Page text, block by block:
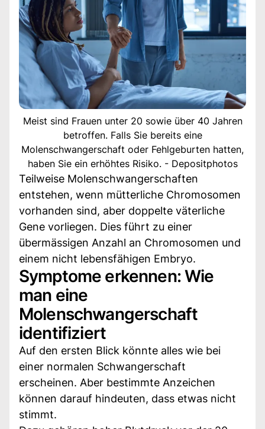
Meist sind Frauen unter 20 sowie über 40 Jahren
betroffen. Falls Sie bereits eine
Molenschwangerschaft oder Fehlgeburten hatten,
haben Sie ein erhöhtes Risiko. - Depositphotos
Teilweise Molenschwangerschaften
entstehen, wenn mütterliche Chromosomen
vorhanden sind, aber doppelte väterliche
Gene vorliegen. Dies führt zu einer
übermässigen Anzahl an Chromosomen und
einem nicht lebensfähigen Embryo.
Symptome erkennen: Wie
man eine
Molenschwangerschaft
identifiziert
Auf den ersten Blick könnte alles wie bei
einer normalen Schwangerschaft
erscheinen. Aber bestimmte Anzeichen
können darauf hindeuten, dass etwas nicht
stimmt.